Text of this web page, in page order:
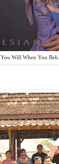
You Will When You Beli..